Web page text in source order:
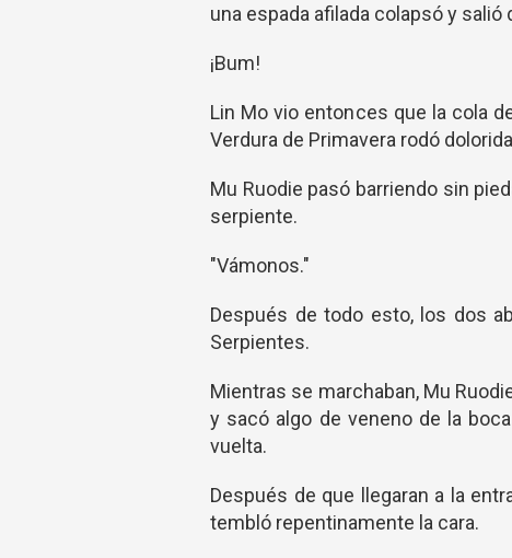
una espada afilada colapsó y salió
¡Bum!
Lin Mo vio entonces que la cola
Verdura de Primavera rodó
Mu Ruodie pasó barriendo sin
serpiente.
"Vámonos."
Después de todo esto, los dos
Serpientes.
Mientras se marchaban, Mu
y sacó algo de veneno de la
vuelta.
Después de que llegaran a la
tembló repentinamente la cara.